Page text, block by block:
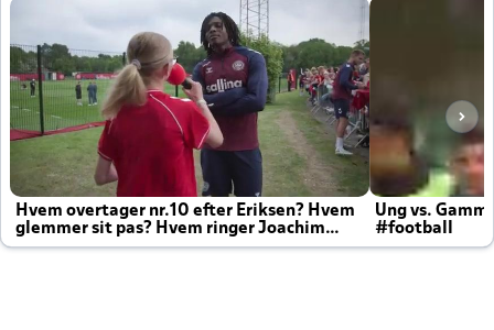
Hvem overtager nr.10 efter Eriksen? Hvem
glemmer sit pas? Hvem ringer Joachim
altid til efter kampe?
Ung vs.
#football